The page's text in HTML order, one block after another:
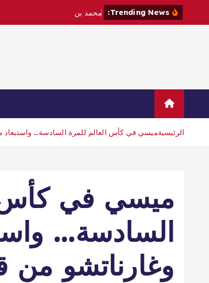
محمد بن
الرئيسيةميسي في كأس العالم للمرة السادسة… واستبعاد
ميسي في كأس
السادسة…
وغارناتشو من